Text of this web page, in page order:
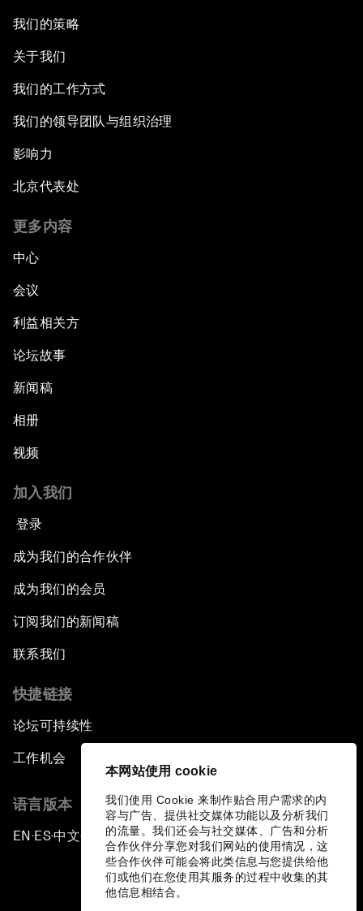
本网站使用 cookie
我们使用 Cookie 来制作贴合用户需求的内
容与广告、提供社交媒体功能以及分析我们
的流量。我们还会与社交媒体、广告和分析
合作伙伴分享您对我们网站的使用情况，这
些合作伙伴可能会将此类信息与您提供给他
们或他们在您使用其服务的过程中收集的其
他信息相结合。
我们的策略
关于我们
我们的工作方式
我们的领导团队与组织治理
影响力
北京代表处
更多内容
中心
会议
利益相关方
论坛故事
新闻稿
相册
视频
加入我们
登录
成为我们的合作伙伴
成为我们的会员
订阅我们的新闻稿
联系我们
快捷链接
论坛可持续性
工作机会
语言版本
EN ▪ ES▪中文▪ 日本語